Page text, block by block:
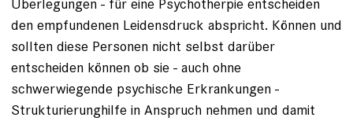
Überlegungen - für eine Psychotherpie entscheiden
den empfundenen Leidensdruck abspricht. Können und
sollten diese Personen nicht selbst darüber
entscheiden können ob sie - auch ohne
schwerwiegende psychische Erkrankungen -
Strukturierunghilfe in Anspruch nehmen und damit